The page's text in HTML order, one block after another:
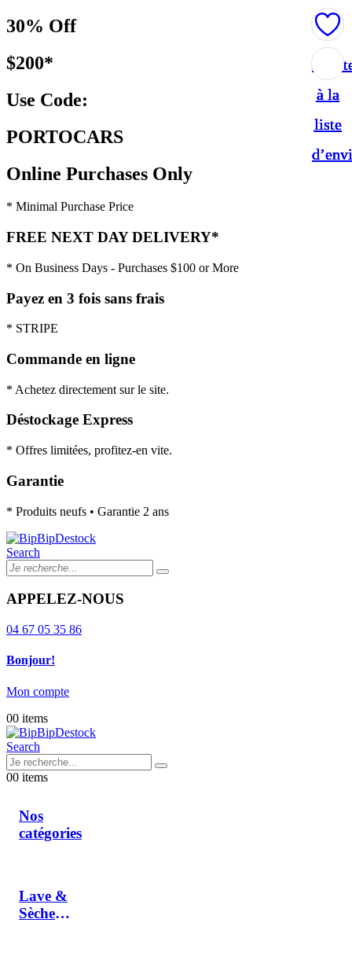
30% Off
$200*
Use Code:
PORTOCARS
Online Purchases Only
* Minimal Purchase Price
FREE NEXT DAY DELIVERY*
* On Business Days - Purchases $100 or More
Payez en 3 fois sans frais
* STRIPE
Commande en ligne
* Achetez directement sur le site.
Déstockage Express
* Offres limitées, profitez-en vite.
Garantie
* Produits neufs • Garantie 2 ans
Search
APPELEZ-NOUS
04 67 05 35 86
Bonjour!
Mon compte
00 items
Search
00 items
Nos
catégories
Lave &
Sèche
à la
liste
à la
liste
à la
liste
à la
liste
à la
liste